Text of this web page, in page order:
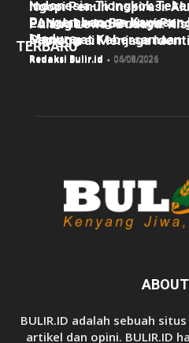
TERBARU
Indonesia-Tiongkok
Pengembangan
Madura
Redaksi Bulir.id - 06/08/2026
Ngopi Penuh Inspirasi:
LAN Jakarta Berbagi
Semangat Kebersamaan
Redaksi Bulir.id - 05/08/2026
Pulang Lewat Budaya:
Manggarai Menjaga
Redaksi Bulir.id - 04/08/2026
BULIR.ID adalah sebuah
artikel dan opini. BULIR.ID